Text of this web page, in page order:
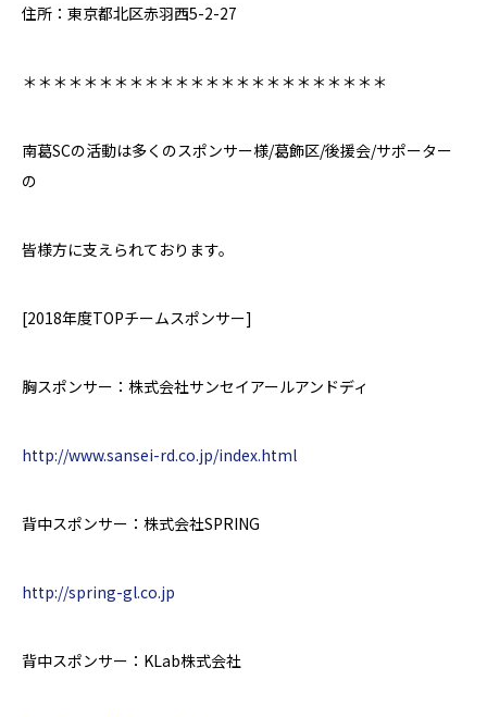
住所：東京都北区赤羽西5-2-27
＊＊＊＊＊＊＊＊＊＊＊＊＊＊＊＊＊＊＊＊＊＊＊＊
南葛SCの活動は多くのスポンサー様/葛飾区/後援会/サポーター
の
皆様方に支えられております。
[2018年度TOPチームスポンサー]
胸スポンサー：株式会社サンセイアールアンドディ
http://www.sansei-rd.co.jp/index.html
背中スポンサー：株式会社SPRING
http://spring-gl.co.jp
背中スポンサー： KLab株式会社